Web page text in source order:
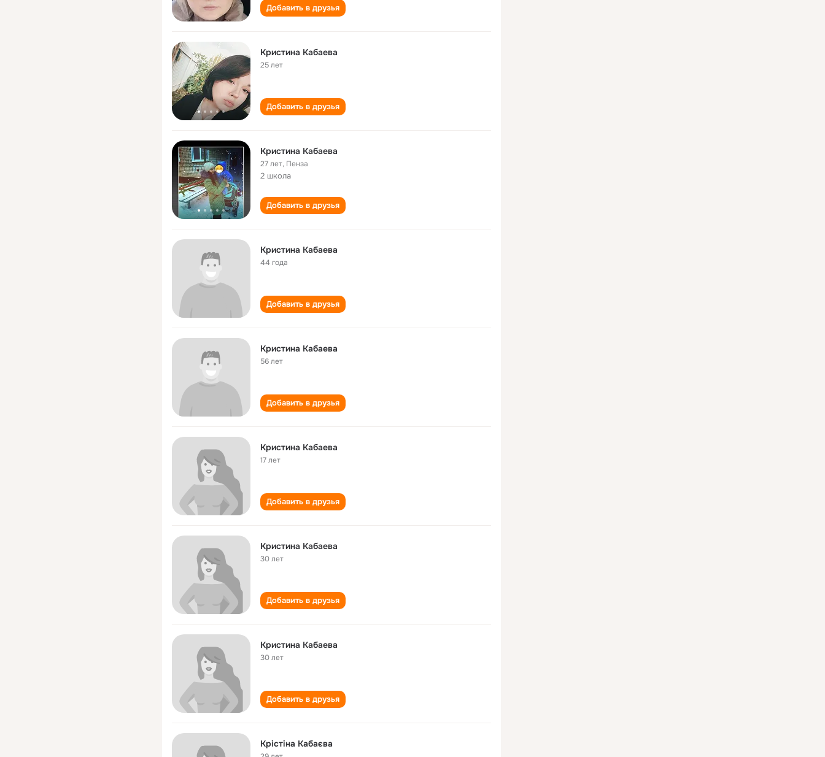
Добавить в друзья
Кристина Кабаева
25 лет
Добавить в друзья
Кристина Кабаева
27 лет, Пенза
2 школа
Добавить в друзья
Кристина Кабаева
44 года
Добавить в друзья
Кристина Кабаева
56 лет
Добавить в друзья
Кристина Кабаева
17 лет
Добавить в друзья
Кристина Кабаева
30 лет
Добавить в друзья
Кристина Кабаева
30 лет
Добавить в друзья
Крістіна Кабаєва